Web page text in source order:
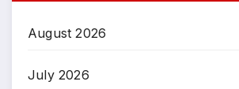
August 2026
July 2026